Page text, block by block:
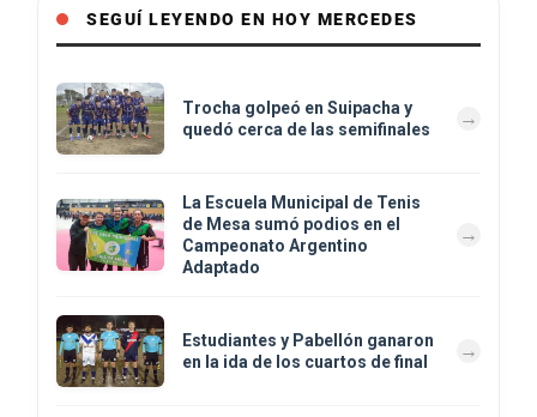
SEGUÍ LEYENDO EN HOY MERCEDES
Trocha golpeó en Suipacha y
quedó cerca de las semifinales
La Escuela Municipal de Tenis
de Mesa sumó podios en el
Campeonato Argentino
Adaptado
Estudiantes y Pabellón ganaron
en la ida de los cuartos de final